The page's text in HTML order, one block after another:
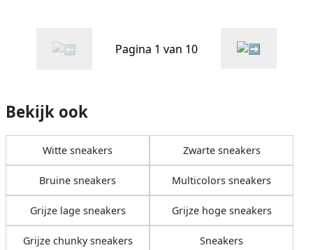
Pagina 1 van 10
Bekijk ook
Witte sneakers Zwarte sneakers
Bruine sneakers Multicolors sneakers
Grijze lage sneakers Grijze hoge sneakers
Grijze chunky sneakers Sneakers